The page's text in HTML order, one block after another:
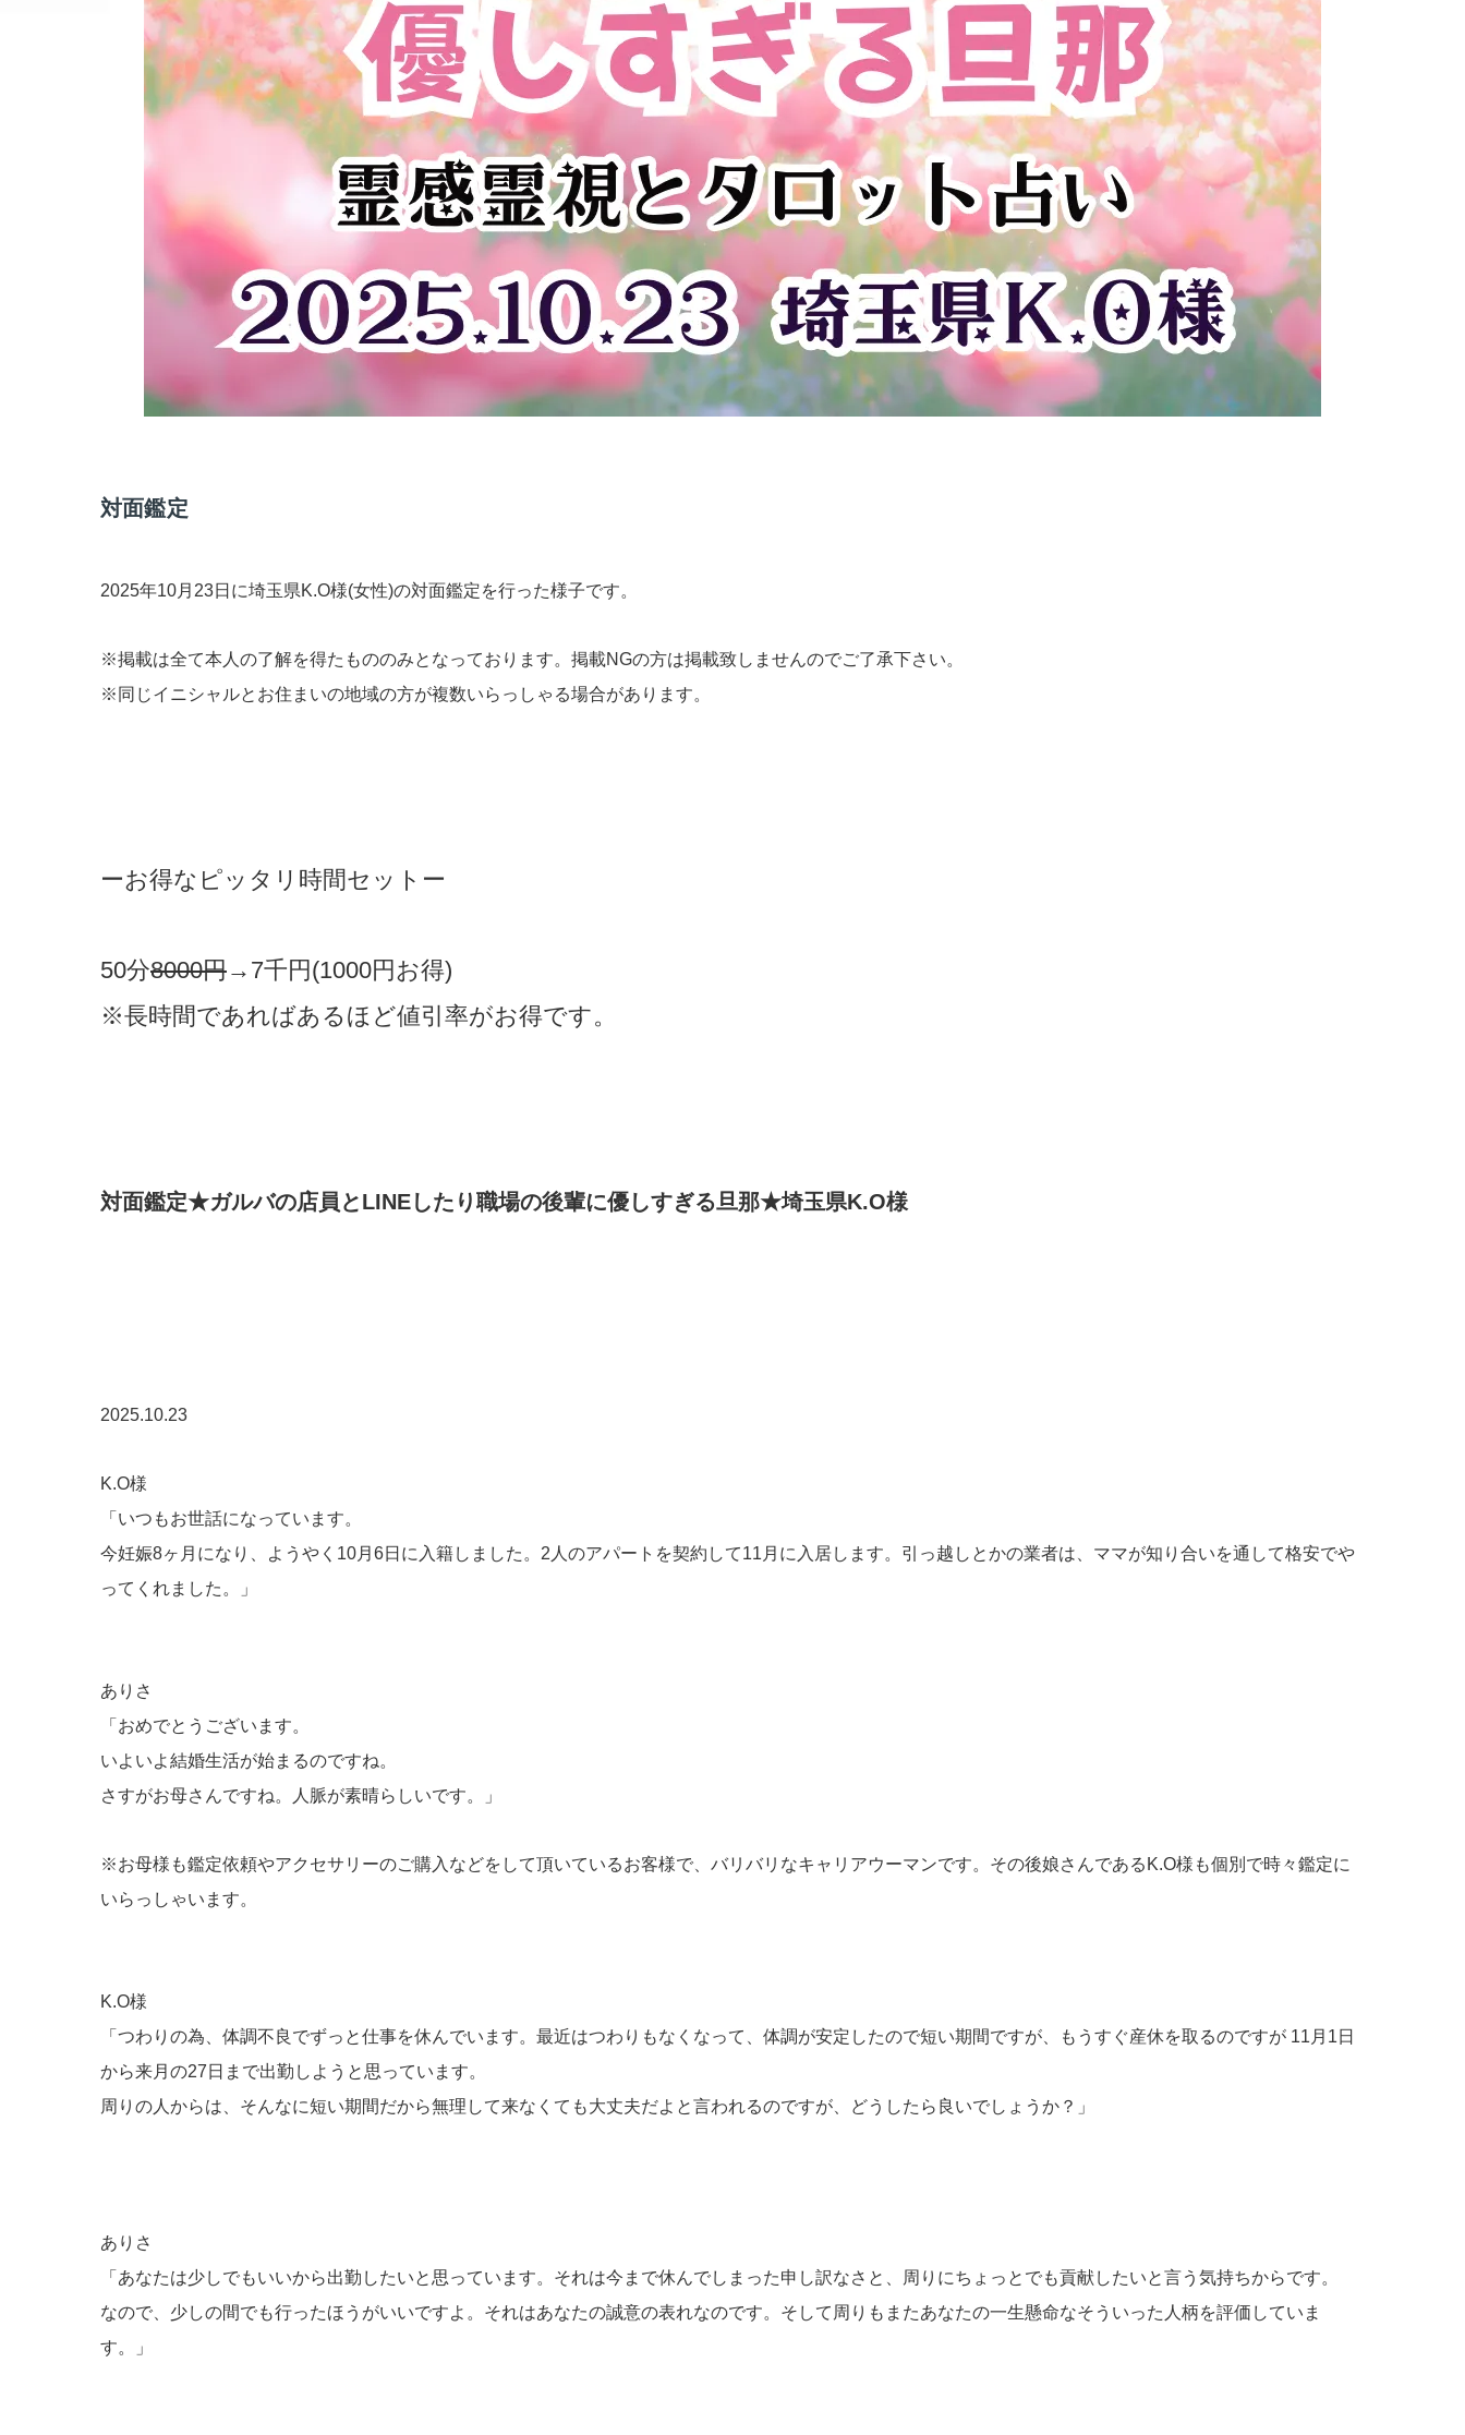
対面鑑定
2025年10月23日に埼玉県K.O様(女性)の対面鑑定を行った様子です。
※掲載は全て本人の了解を得たもののみとなっております。掲載NGの方は掲載致しませんのでご了承下さい。
※同じイニシャルとお住まいの地域の方が複数いらっしゃる場合があります。
ーお得なピッタリ時間セットー
50分8000円→7千円(1000円お得)
※長時間であればあるほど値引率がお得です。
​対面鑑定★ガルバの店員とLINEしたり職場の後輩に優しすぎる旦那★埼玉県K.O様
2025.10.23
K.O様
「いつもお世話になっています。
今妊娠8ヶ月になり、ようやく10月6日に入籍しました。2人のアパートを契約して11月に入居します。引っ越しとかの業者は、ママが知り合いを通して格安でや
ってくれました。」
ありさ
「おめでとうございます。
いよいよ結婚生活が始まるのですね。
さすがお母さんですね。人脈が素晴らしいです。」
※お母様も鑑定依頼やアクセサリーのご購入などをして頂いているお客様で、バリバリなキャリアウーマンです。その後娘さんであるK.O様も個別で時々鑑定に
いらっしゃいます。
K.O様
「つわりの為、体調不良でずっと仕事を休んでいます。最近はつわりもなくなって、体調が安定したので短い期間ですが、もうすぐ産休を取るのですが 11月1日
から来月の27日まで出勤しようと思っています。
周りの人からは、そんなに短い期間だから無理して来なくても大丈夫だよと言われるのですが、どうしたら良いでしょうか？」
ありさ
「あなたは少しでもいいから出勤したいと思っています。それは今まで休んでしまった申し訳なさと、周りにちょっとでも貢献したいと言う気持ちからです。
なので、少しの間でも行ったほうがいいですよ。それはあなたの誠意の表れなのです。そして周りもまたあなたの一生懸命なそういった人柄を評価していま
す。」